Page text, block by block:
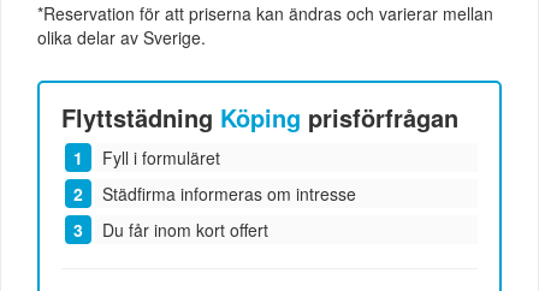
*Reservation för att priserna kan ändras och varierar mellan
olika delar av Sverige.
Flyttstädning Köping prisförfrågan
Fyll i formuläret
Städfirma informeras om intresse
Du får inom kort offert